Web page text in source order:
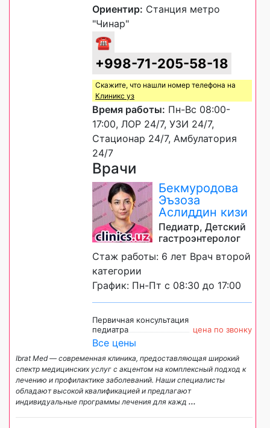
Ориентир: Станция метро
"Чинар"
☎
+998-71-205-58-18
Скажите, что нашли номер телефона на
Клиникс уз
Время работы: Пн-Вс 08:00-
17:00, ЛОР 24/7, УЗИ 24/7,
Стационар 24/7, Амбулатория
24/7
Врачи
Бекмуродова
Эъзоза
Аслиддин кизи
Педиатр, Детский
гастроэнтеролог
Стаж работы: 6 лет Врач второй
категории
График: Пн-Пт с 08:30 до 17:00
Первичная консультация
педиатра
цена по звонку
Все цены
Ibrat Med — современная клиника, предоставляющая широкий
спектр медицинских услуг с акцентом на комплексный подход к
лечению и профилактике заболеваний. Наши специалисты
обладают высокой квалификацией и предлагают
индивидуальные программы лечения для кажд ...